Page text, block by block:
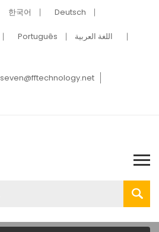
한국어 Deutsch
Português اللغة العربية
seven@fftechnology.net